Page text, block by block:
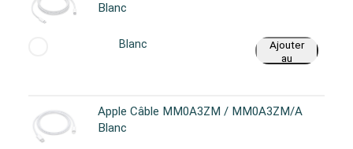
Blanc
Blanc
Ajouter
au
Apple Câble MM0A3ZM / MM0A3ZM/A
Blanc